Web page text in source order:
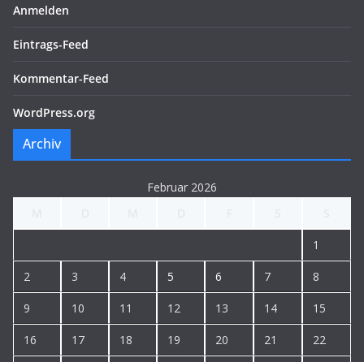
Anmelden
Eintrags-Feed
Kommentar-Feed
WordPress.org
Archiv
Februar 2026
1
2 3 4 5 6 7 8
9 10 11 12 13 14 15
16 17 18 19 20 21 22